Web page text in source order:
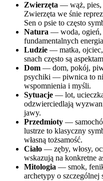
Zwierzęta — wąż, pies,
Zwierzęta we śnie
Sen o psie to często
Natura — woda, ogień,
fundamentalnych
Ludzie — matka, ojciec,
snach często są
Dom — dom, pokój,
psychiki — piwnica to
wspomnienia i myśli.
Sytuacje — lot,
odzwierciedlają
jawy.
Przedmioty —
lustrze to klasyczny
własną tożsamość.
Ciało — zęby, włosy,
wskazują na konkretne
Mitologia — smok,
archetypy o szczególnej